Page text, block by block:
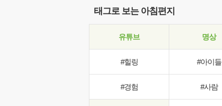
태그로 보는 아침편지
유튜브 명상
#힐링 #아이들
#경험 #사람